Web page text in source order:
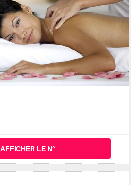
AFFICHER LE N°